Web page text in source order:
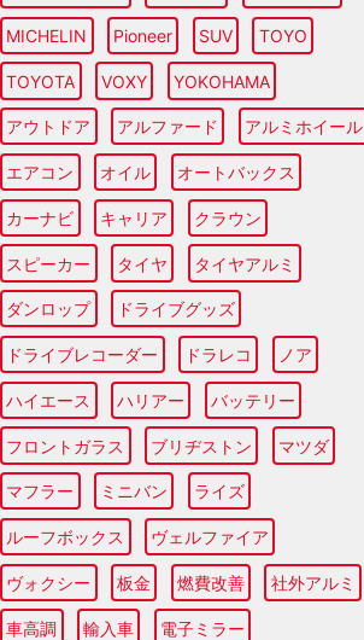
MICHELIN Pioneer SUV TOYO
TOYOTA VOXY YOKOHAMA
アウトドア アルファード アルミホイール
エアコン オイル オートバックス
カーナビ キャリア クラウン
スピーカー タイヤ タイヤアルミ
ダンロップ ドライブグッズ
ドライブレコーダー ドラレコ ノア
ハイエース ハリアー バッテリー
フロントガラス ブリヂストン マツダ
マフラー ミニバン ライズ
ルーフボックス ヴェルファイア
ヴォクシー 板金 燃費改善 社外アルミ
車高調 輸入車 電子ミラー